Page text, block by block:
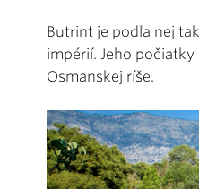
Butrint je podľa nej
impérií. Jeho
Osmanskej ríše.